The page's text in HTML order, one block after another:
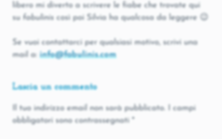
libero mi diverto a scrivere le fiabe che trovate qui
su fabulinis così poi Silvia ha qualcosa da leggere 😉
Se vuoi contattarci per qualsiasi motivo, scrivi una
mail a:info@fabulinis.com
Lascia un commento
Il tuo indirizzo email non sarà pubblicato.
I campi
obbligatori sono contrassegnati*